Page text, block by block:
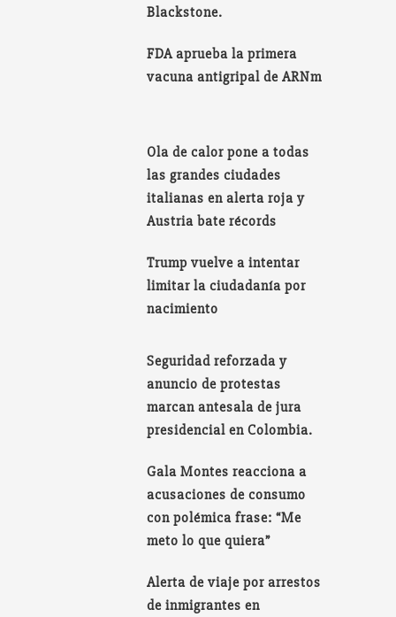
Blackstone.
FDA aprueba la primera
vacuna antigripal de ARNm
Ola de calor pone a todas
las grandes ciudades
italianas en alerta roja y
Austria bate récords
Trump vuelve a intentar
limitar la ciudadanía por
nacimiento
Seguridad reforzada y
anuncio de protestas
marcan antesala de jura
presidencial en Colombia.
Gala Montes reacciona a
acusaciones de consumo
con polémica frase: “Me
meto lo que quiera”
Alerta de viaje por arrestos
de inmigrantes en